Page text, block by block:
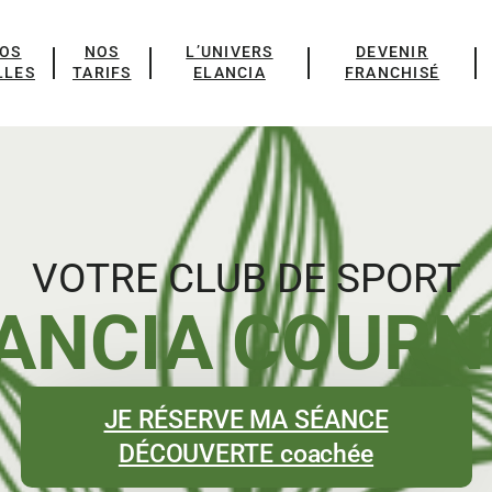
NOS
TARIFS
L’UNIVERS
ELANCIA
DEVENIR
FRANCHISÉ
VOTRE CLUB DE SPORT
JE RÉSERVE MA SÉANCE
DÉCOUVERTE coachée